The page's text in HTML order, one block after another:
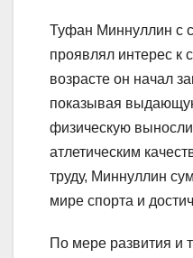
Туфан Миннуллин с
проявлял интерес к
возрасте он начал
показывая
физическую
атлетическим
труду, Миннуллин
мире спорта и
По мере развития и